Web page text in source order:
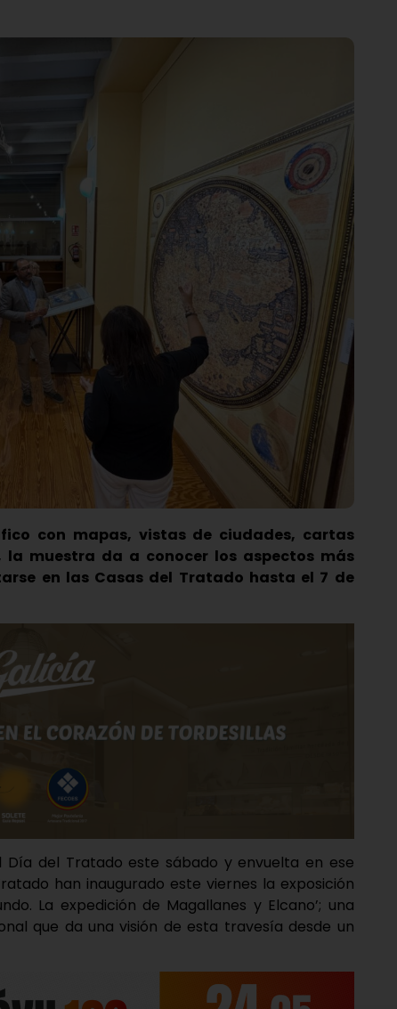
con mapas, vistas de ciudades, cartas
muestra da a conocer los aspectos más
en las Casas del Tratado hasta el 7 de
del Tratado este sábado y envuelta en ese
han inaugurado este viernes la exposición
La expedición de Magallanes y Elcano’; una
que da una visión de esta travesía desde un